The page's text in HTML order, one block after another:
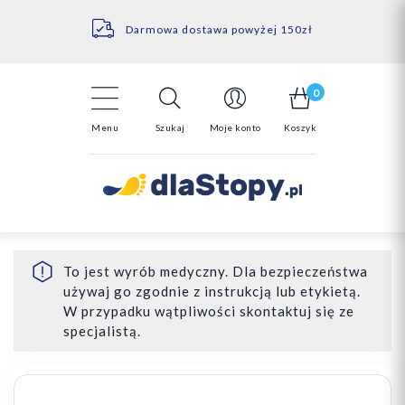
Darmowa dostawa powyżej 150zł
14 Dni na darmowy zwrot*
Menu Szukaj Moje konto
0
Koszyk
To jest wyrób medyczny. Dla bezpieczeństwa
używaj go zgodnie z instrukcją lub etykietą.
W przypadku wątpliwości skontaktuj się ze
specjalistą.